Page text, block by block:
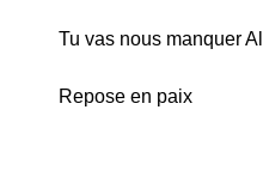
Tu vas nous manquer
Repose en paix